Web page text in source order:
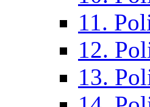
11.
12.
13.